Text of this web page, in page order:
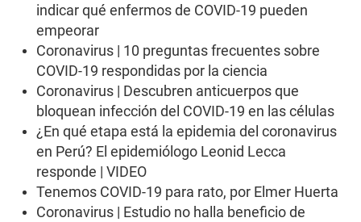
indicar qué enfermos de COVID-19 pueden
empeorar
Coronavirus | 10 preguntas frecuentes sobre
COVID-19 respondidas por la ciencia
Coronavirus | Descubren anticuerpos que
bloquean infección del COVID-19 en las células
¿En qué etapa está la epidemia del coronavirus
en Perú? El epidemiólogo Leonid Lecca
responde | VIDEO
Tenemos COVID-19 para rato, por Elmer Huerta
Coronavirus | Estudio no halla beneficio de